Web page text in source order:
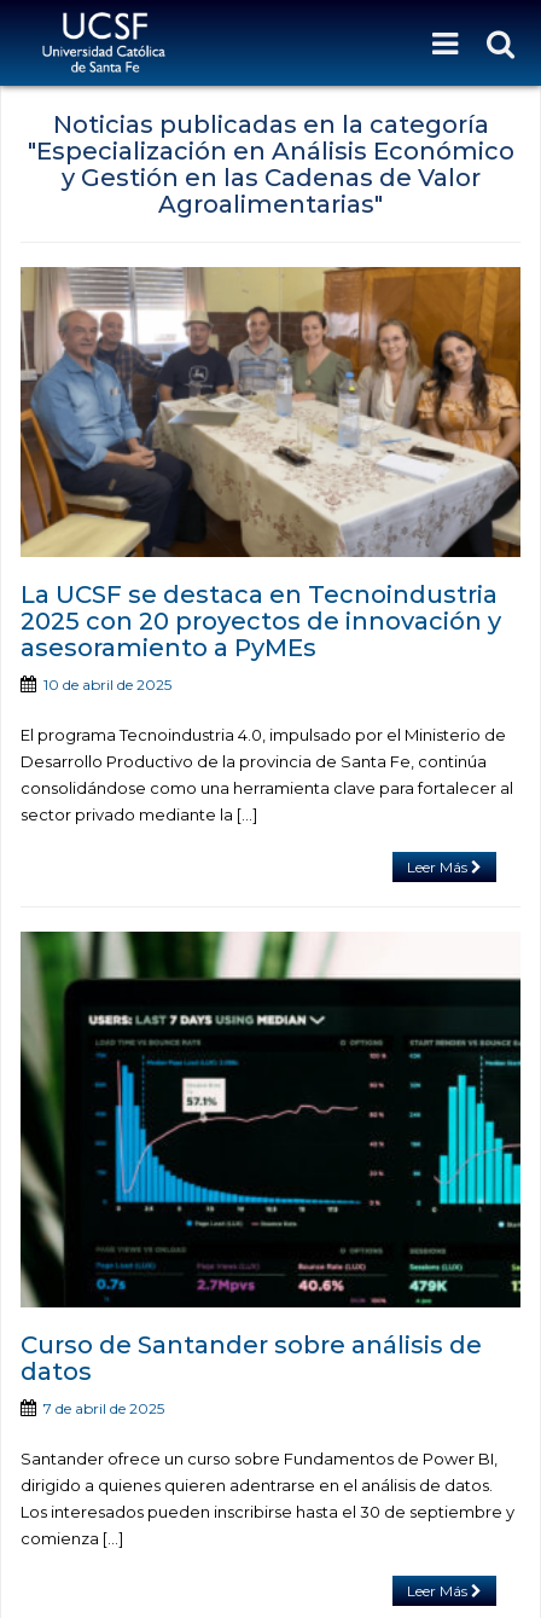
Noticias publicadas en la categoría
"Especialización en Análisis Económico
y Gestión en las Cadenas de Valor
Agroalimentarias"
La UCSF se destaca en Tecnoindustria
2025 con 20 proyectos de innovación y
asesoramiento a PyMEs
10 de abril de 2025
El programa Tecnoindustria 4.0, impulsado por el Ministerio de
Desarrollo Productivo de la provincia de Santa Fe, continúa
consolidándose como una herramienta clave para fortalecer al
sector privado mediante la […]
Leer Más
Curso de Santander sobre análisis de
datos
7 de abril de 2025
Santander ofrece un curso sobre Fundamentos de Power BI,
dirigido a quienes quieren adentrarse en el análisis de datos.
Los interesados pueden inscribirse hasta el 30 de septiembre y
comienza […]
Leer Más